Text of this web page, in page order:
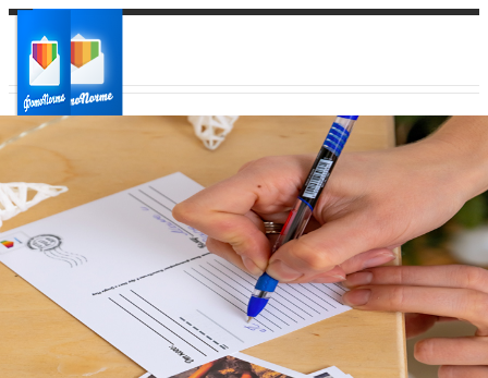
Ваш город:
Ваш регион доставки
Выберите из списка: